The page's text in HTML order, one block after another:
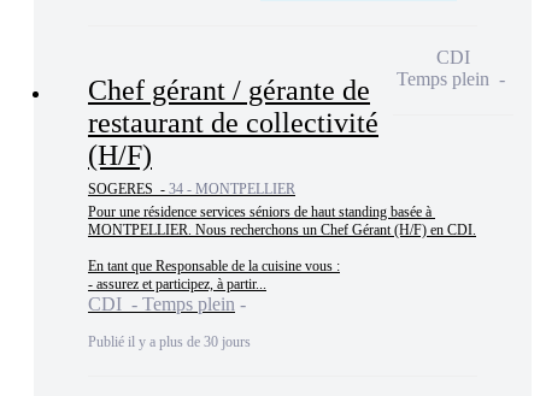
Chef gérant / gérante de
restaurant de collectivité
(H/F)
SOGERES - 34 - MONTPELLIER
Pour une résidence services séniors de haut standing basée à
MONTPELLIER. Nous recherchons un Chef Gérant (H/F) en CDI.
En tant que Responsable de la cuisine vous :
- assurez et participez, à partir...
CDI - Temps plein
Publié il y a plus de 30 jours
CDI
Temps plein